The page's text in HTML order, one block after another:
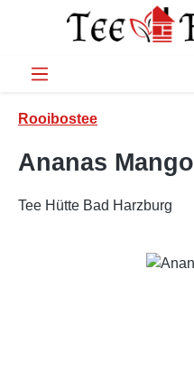
Zum Hauptinhalt springen
Rooibostee
Ananas Mango
Tee Hütte Bad Harzburg
Bildergalerie überspringen